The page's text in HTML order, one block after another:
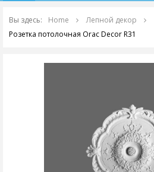
Вы здесь: Home Лепной декор
Розетка потолочная Orac Decor R31